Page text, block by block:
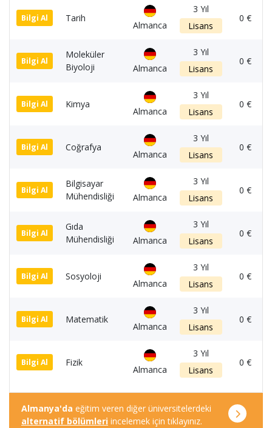
Bilgi Al Tarih
Almanca
3 Yıl
Lisans
0 €
Bilgi Al
Moleküler
Biyoloji
Almanca
3 Yıl
Lisans
0 €
Bilgi Al Kimya
Almanca
3 Yıl
Lisans
0 €
Bilgi Al Coğrafya
Almanca
3 Yıl
Lisans
0 €
Bilgi Al
Bilgisayar
Mühendisliği
Almanca
3 Yıl
Lisans
0 €
Bilgi Al
Gıda
Mühendisliği
Almanca
3 Yıl
Lisans
0 €
Bilgi Al Sosyoloji
Almanca
3 Yıl
Lisans
0 €
Bilgi Al Matematik
Almanca
3 Yıl
Lisans
0 €
Bilgi Al Fizik
Almanca
3 Yıl
Lisans
0 €
Almanya'da eğitim veren diğer üniversitelerdeki
alternatif bölümleri incelemek için tıklayınız.